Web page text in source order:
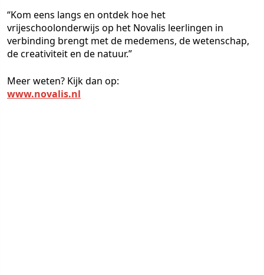
“Kom eens langs en ontdek hoe het
vrijeschoolonderwijs op het Novalis leerlingen in
verbinding brengt met de medemens, de wetenschap,
de creativiteit en de natuur.”
Meer weten? Kijk dan op:
www.novalis.nl